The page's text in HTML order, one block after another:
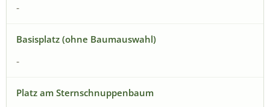
-
-